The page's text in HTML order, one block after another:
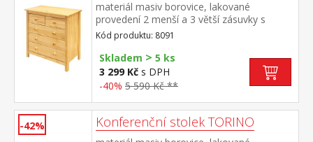
materiál masiv borovice, lakované
provedení 2 menší a 3 větší zásuvky s
kovovými pojezdy
Kód produktu: 8091
Skladem > 5 ks
3 299 Kč s DPH
-40% 5 590 Kč **
-42% Konferenční stolek TORINO